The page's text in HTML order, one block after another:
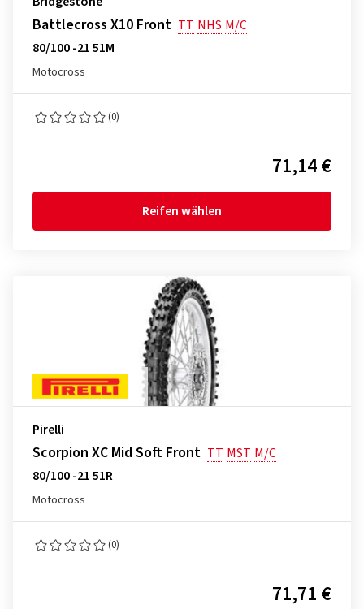
Battlecross X10 Front TT NHS M/C
80/100 -21 51M
Motocross
(0)
71,14 €
Reifen wählen
Pirelli
Scorpion XC Mid Soft Front TT MST M/C
80/100 -21 51R
Motocross
(0)
71,71 €